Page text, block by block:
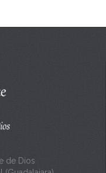
de Dios